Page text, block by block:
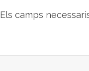
Els camps